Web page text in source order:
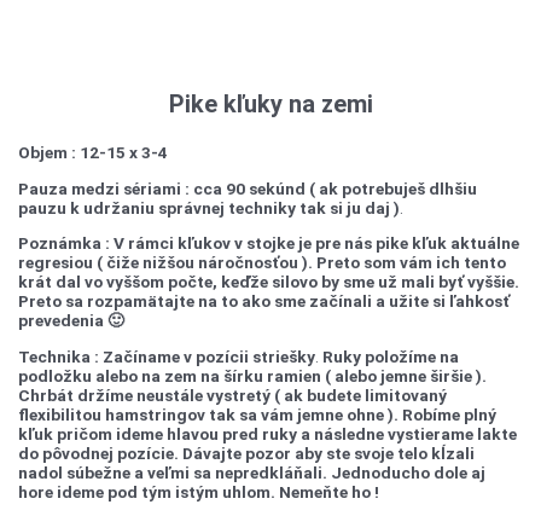
Pike kľuky na zemi
Objem : 12-15 x 3-4
Pauza medzi sériami : cca 90 sekúnd ( ak potrebuješ dlhšiu
pauzu k udržaniu správnej techniky tak si ju daj )
Poznámka : V rámci kľukov v stojke je pre nás pike kľuk aktuálne
regresiou ( čiže nižšou náročnosťou ). Preto som vám ich tento
krát dal vo vyššom počte, keďže silovo by sme už mali byť vyššie.
Preto sa rozpamätajte na to ako sme začínali a užite si ľahkosť
prevedenia 🙂
Technika : Začíname v pozícii striešky Ruky položíme na
podložku alebo na zem na šírku ramien ( alebo jemne širšie ).
Chrbát držíme neustále vystretý ( ak budete limitovaný
flexibilitou hamstringov tak sa vám jemne ohne ). Robíme plný
kľuk pričom ideme hlavou pred ruky a následne vystierame lakte
do pôvodnej pozície. Dávajte pozor aby ste svoje telo kĺzali
nadol súbežne a veľmi sa nepredkláňali. Jednoducho dole aj
hore ideme pod tým istým uhlom. Nemeňte ho !